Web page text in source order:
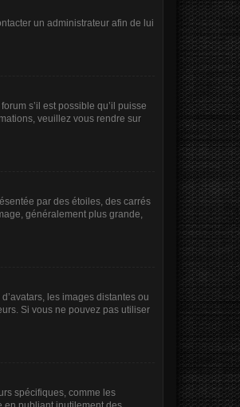
un administrateur afin de lui
s’il est possible qu’il puisse
veuillez vous rendre sur
par des étoiles, des carrés
généralement plus grande,
les images distantes ou
Si vous ne pouvez pas utiliser
spécifiques, comme les